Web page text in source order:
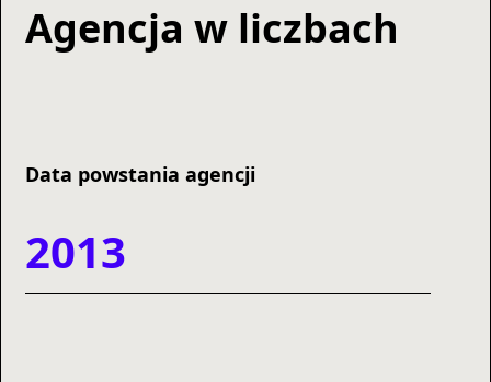
Agencja w liczbach
Data powstania agencji
2013